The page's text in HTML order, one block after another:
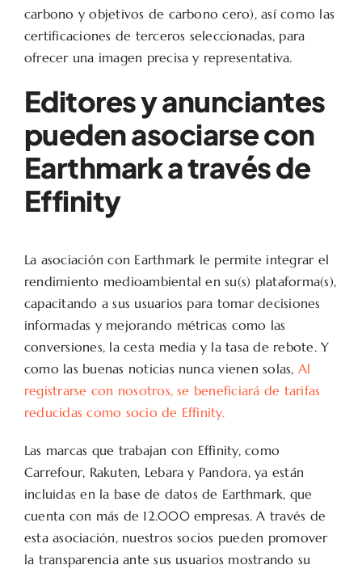
carbono y objetivos de carbono cero), así como las
certificaciones de terceros seleccionadas, para
ofrecer una imagen precisa y representativa.
Editores y anunciantes
pueden asociarse con
Earthmark a través de
Effinity
La asociación con Earthmark le permite integrar el
rendimiento medioambiental en su(s) plataforma(s),
capacitando a sus usuarios para tomar decisiones
informadas y mejorando métricas como las
conversiones, la cesta media y la tasa de rebote. Y
como las buenas noticias nunca vienen solas, Al
registrarse con nosotros, se beneficiará de tarifas
reducidas como socio de Effinity.
Las marcas que trabajan con Effinity, como
Carrefour, Rakuten, Lebara y Pandora, ya están
incluidas en la base de datos de Earthmark, que
cuenta con más de 12.000 empresas. A través de
esta asociación, nuestros socios pueden promover
la transparencia ante sus usuarios mostrando su